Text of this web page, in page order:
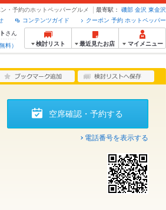
・予約のホットペッパーグルメ 最寄駅： 磯部 金沢 東金沢
クーポン 予約 ホットペッパー
コンテンツガイド
さん
料）
検討リスト 最近見たお店 マイメニュー
空席確認・予約する
電話番号を表示する